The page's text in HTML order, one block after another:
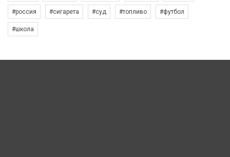
#россия #сигарета #суд #топливо #футбол
#школа